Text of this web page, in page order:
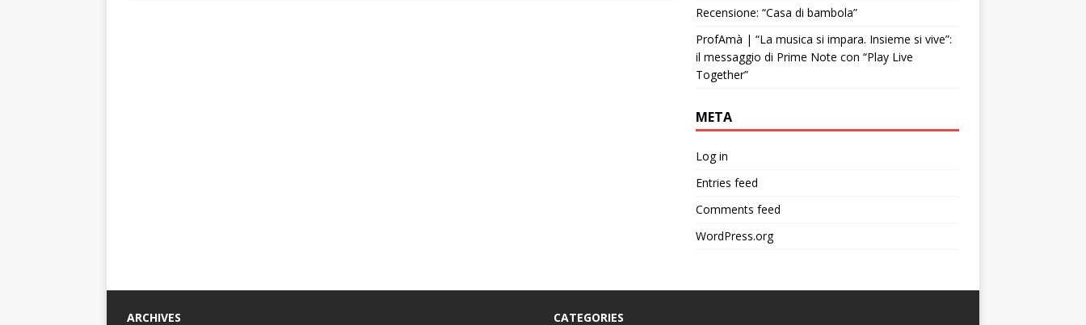
Recensione: “Casa di bambola”
ProfAmà | “La musica si impara. Insieme si vive”:
il messaggio di Prime Note con “Play Live
Together”
META
Log in
Entries feed
Comments feed
WordPress.org
ARCHIVES CATEGORIES